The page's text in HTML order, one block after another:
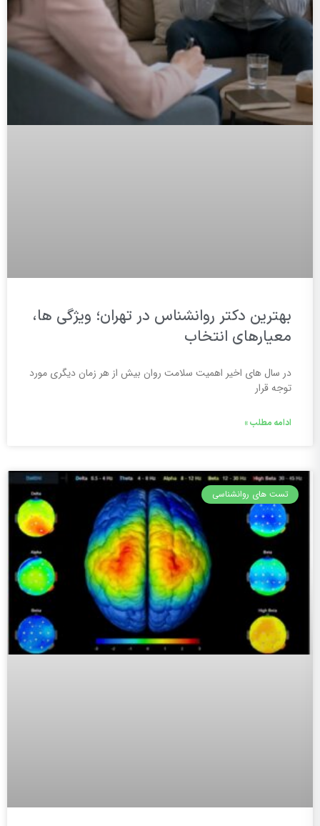
بهترین دکتر روانشناس در تهران؛ ویژگی ها،
معیارهای انتخاب
در سال های اخیر اهمیت سلامت روان بیش از هر زمان دیگری مورد
توجه قرار
ادامه مطلب »
تست های روانشناسی